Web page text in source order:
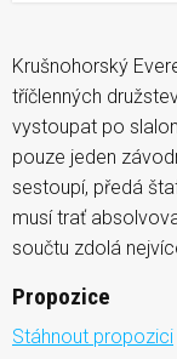
Krušnohorský
tříčlenných
vystoupat po
pouze jeden
sestoupí, předá
musí trať
součtu zdolá
Propozice
Stáhnout propozici